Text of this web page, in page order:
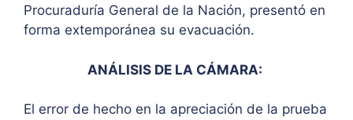
Procuraduría General de la Nación, presentó en
forma extemporánea su evacuación.
ANÁLISIS DE LA CÁMARA:
El error de hecho en la apreciación de la prueba